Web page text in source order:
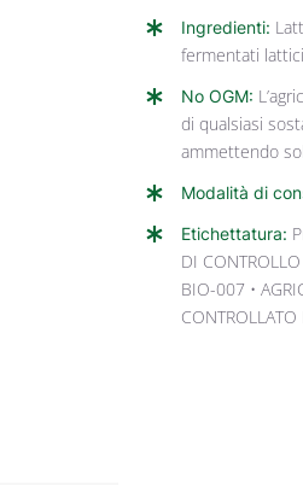
Ingredienti:
fermentati lattici
No OGM:
di qualsiasi
ammettendo
Modalità di
Etichettatura:
DI
BIO-007 •